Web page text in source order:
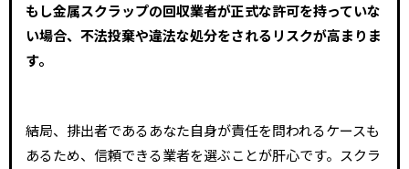
もし金属スクラップの回収業者が正式な許可を持っていな
い場合、不法投棄や違法な処分をされるリスクが高まりま
す。
結局、排出者であるあなた自身が責任を問われるケースも
あるため、信頼できる業者を選ぶことが肝心です。スクラ